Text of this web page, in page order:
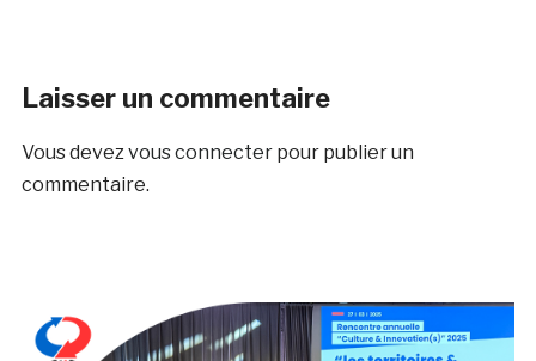
Laisser un commentaire
Vous devezvous connecterpour publier un
commentaire.